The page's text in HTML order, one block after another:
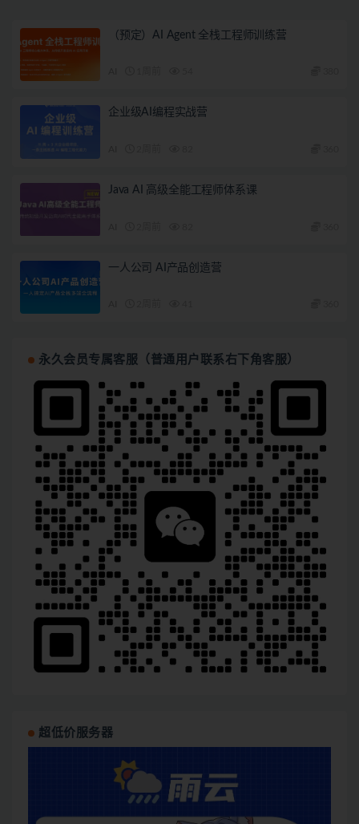
（预定）AI Agent 全栈工程师训练营
企业级AI编程实战营
Java AI 高级全能工程师体系课
一人公司 AI产品创造营
永久会员专属客服（普通用户联系右下角客服）
超低价服务器